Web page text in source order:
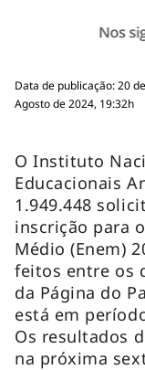
Data de publicação: 20
Agosto de 2024, 19:32h
O Instituto
Educacionais
1.949.448
inscrição para
Médio (Enem)
feitos entre os
da Página do
está em
Os resultados
na próxima